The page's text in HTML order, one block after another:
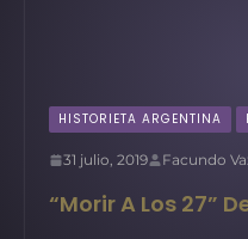
HISTORIETA ARGENTINA
31 julio, 2019 Facundo
“Morir A Los 27”